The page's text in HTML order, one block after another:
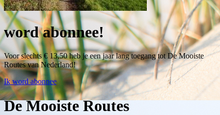
word abonnee!
Voor slechts € 13,50 heb je een jaar lang toegang tot De Mooiste
Routes van Nederland!
Ik word abonnee
De Mooiste Routes